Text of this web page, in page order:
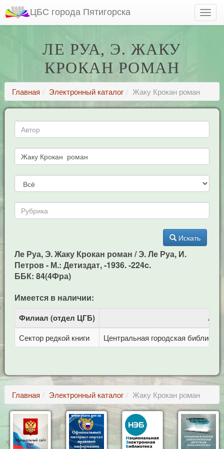
ЦБС города Пятигорска
ЛЕ РУА, Э. ЖАКУ
КРОКАН РОМАН
Главная Электронный каталог Жаку Крокан роман
Искать
Ле Руа, Э. Жаку Крокан роман / Э. Ле Руа, И.
Петров - М.: Детиздат, -1936. -224c.
ББК: 84(4Фра)
Имеется в наличии:
Филиал (отдел ЦГБ)
Сектор редкой книги Центральная городская
Главная Электронный каталог Жаку Крокан роман